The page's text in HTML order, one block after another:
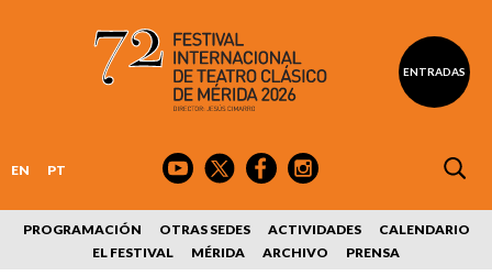
ENTRADAS
EN PT
PROGRAMACIÓN OTRAS SEDES ACTIVIDADES
CALENDARIO
EL FESTIVAL
MÉRIDA ARCHIVO PRENSA